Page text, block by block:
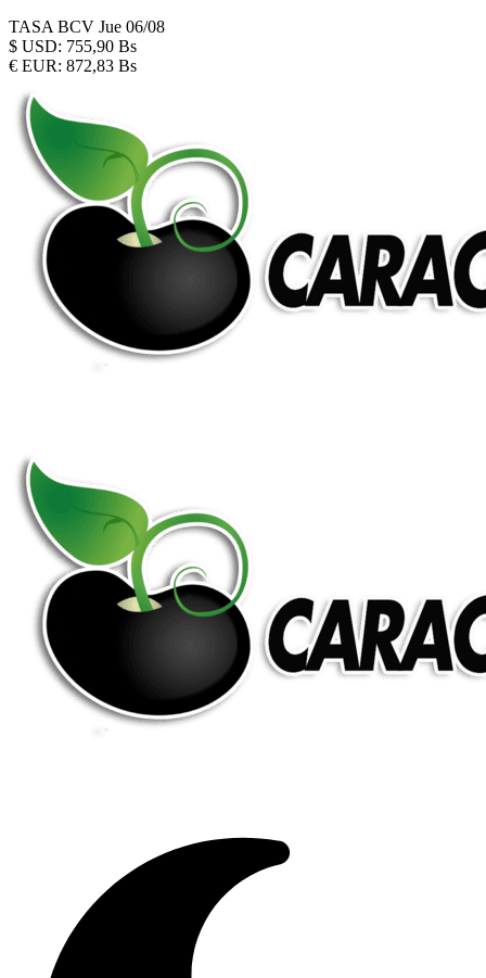
TASA BCV Jue 06/08
$ USD: 755,90 Bs
€ EUR: 872,83 Bs